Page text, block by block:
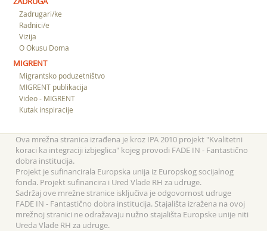
Zadrugari/ke
Radnici/e
Vizija
O Okusu Doma
MIGRENT
Migrantsko poduzetništvo
MIGRENT publikacija
Video - MIGRENT
Kutak inspiracije
Ova mrežna stranica izrađena je kroz IPA 2010 projekt "Kvalitetni
koraci ka integraciji izbjeglica" kojeg provodi FADE IN - Fantastično
dobra institucija.
Projekt je sufinancirala Europska unija iz Europskog socijalnog
fonda. Projekt sufinancira i Ured Vlade RH za udruge.
Sadržaj ove mrežne stranice isključiva je odgovornost udruge
FADE IN - Fantastično dobra institucija. Stajališta izražena na ovoj
mrežnoj stranici ne odražavaju nužno stajališta Europske unije niti
Ureda Vlade RH za udruge.